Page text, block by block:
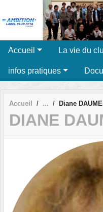
Accueil La vie du
infos pratiques
Accueil Diane
DIANE
Panneau de gestion des